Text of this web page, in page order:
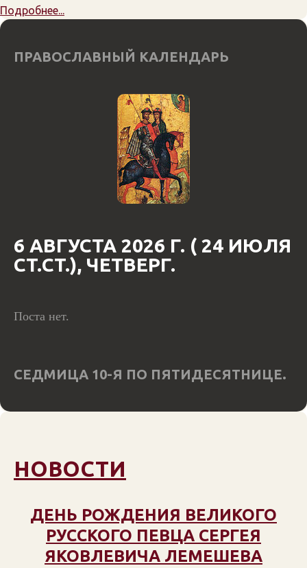
Подробнее...
ПРАВОСЛАВНЫЙ КАЛЕНДАРЬ
6 АВГУСТА 2026 Г. ( 24 ИЮЛЯ
СТ.СТ.), ЧЕТВЕРГ.
Поста нет.
СЕДМИЦА 10-Я ПО ПЯТИДЕСЯТНИЦЕ.
НОВОСТИ
ДЕНЬ РОЖДЕНИЯ ВЕЛИКОГО
РУССКОГО ПЕВЦА СЕРГЕЯ
ЯКОВЛЕВИЧА ЛЕМЕШЕВА